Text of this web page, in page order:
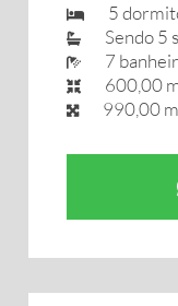
5
Sendo 5
7
600,00
990,00